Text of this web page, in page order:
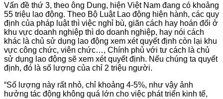
Vấn đề thứ 3, theo ông Dung, hiện Việt Nam đang có khoảng
55 triệu lao động. Theo Bộ Luật Lao động hiện hành, các quy
định của pháp luật thì việc nghỉ bù, giãn cách hay hoán đổi ở
khu vực doanh nghiệp thì do doanh nghiệp, hay nói cách
khác là chủ sử dụng lao động xem xét quyết định còn lại khu
vực công chức, viên chức…, Chính phủ với tư cách là chủ
sử dụng lao động sẽ xem xét quyết định. Nếu chúng ta quyết
định, đó là số lượng của chỉ 2 triệu người.
“Số lượng này rất nhỏ, chỉ khoảng 4-5%, như vậy ảnh
hưởng tác động không quá lớn cho việc phát triển kinh tế,